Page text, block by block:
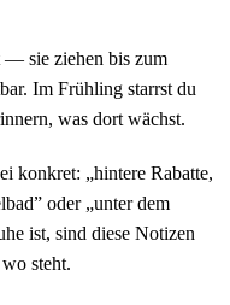
— sie ziehen bis zum
Im Frühling starrst du
was dort wächst.
konkret: „hintere Rabatte,
oder „unter dem
ist, sind diese Notizen
steht.